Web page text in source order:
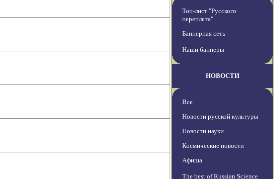
Топ-лист "Русского
переплета"
Баннерная сеть
Наши баннеры
НОВОСТИ
Все
Новости русской культуры
Новости науки
Космические новости
Афиша
The best of Russian Science